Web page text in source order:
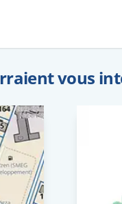
vous